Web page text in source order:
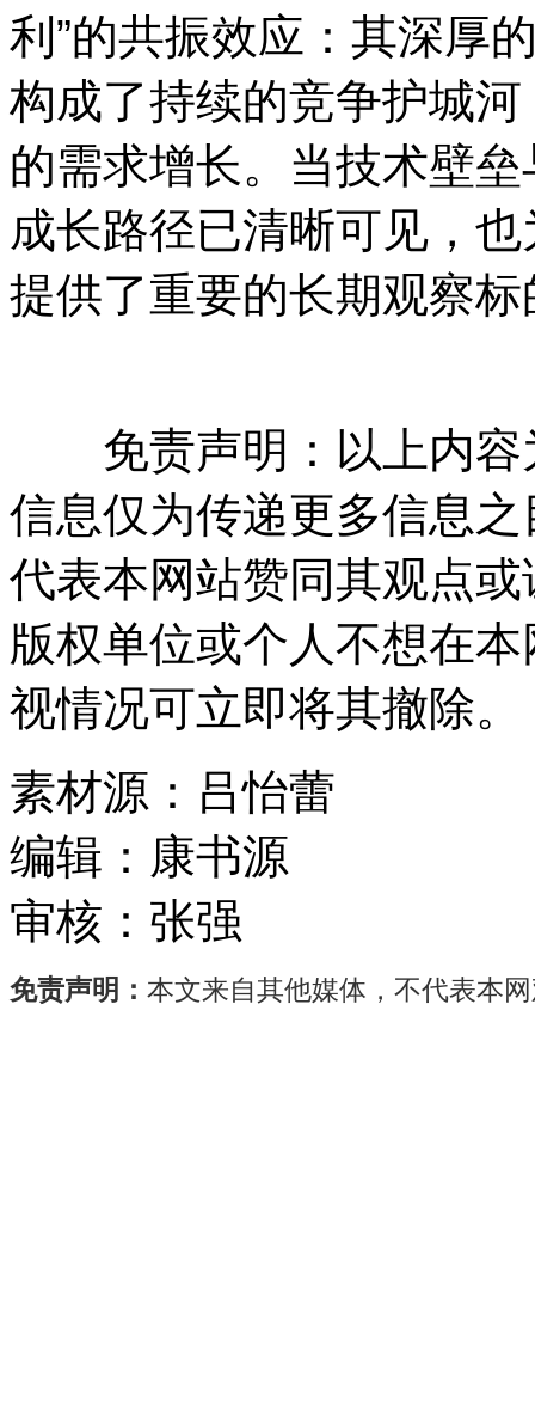
利”的共振效应：其深厚
构成了持续的竞争护城
的需求增长。当技术壁
成长路径已清晰可见，
提供了重要的长期观察
免责声明：以上内容
信息仅为传递更多信息
代表本网站赞同其观点
版权单位或个人不想在
视情况可立即将其撤除。
素材源： 吕怡蕾
编辑： 康书源
审核： 张强
免责声明： 本文来自其他媒体，不代表本